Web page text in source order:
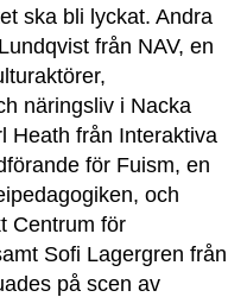
ska bli lyckat. Andra
från NAV, en
näringsliv i Nacka
Heath från Interaktiva
för Fuism, en
och
Centrum för
Sofi Lagergren från
på scen av